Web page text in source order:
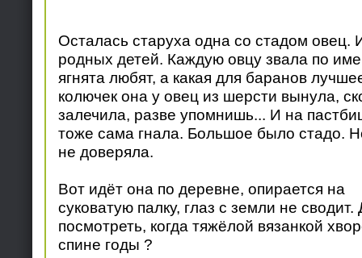
Осталась старуха одна со стадом овец.
родных детей. Каждую овцу звала по
ягнята любят, а какая для баранов
колючек она у овец из шерсти вынула,
залечила, разве упомнишь... И на
тоже сама гнала. Большое было стадо.
не доверяла.
Вот идёт она по деревне, опирается на
суковатую палку, глаз с земли не
посмотреть, когда тяжёлой вязанкой
спине годы ?